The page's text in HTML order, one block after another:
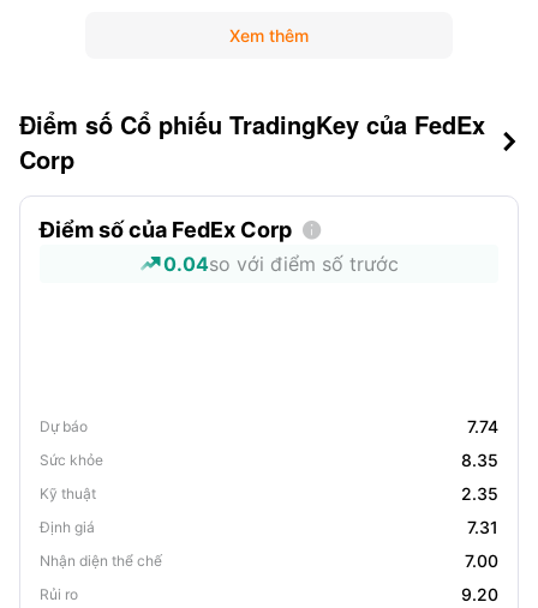
Xem thêm
Điểm số Cổ phiếu TradingKey của FedEx
Corp

Điểm số của FedEx Corp 
0.04so với điểm số trước
Dự báo 7.74
Sức khỏe 8.35
Kỹ thuật 2.35
Định giá 7.31
Nhận diện thể chế 7.00
Rủi ro 9.20